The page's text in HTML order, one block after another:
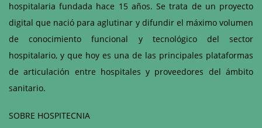
hospitalaria fundada hace 15 años. Se trata de un proyecto
digital que nació para aglutinar y difundir el máximo volumen
de conocimiento funcional y tecnológico del sector
hospitalario, y que hoy es una de las principales plataformas
de articulación entre hospitales y proveedores del ámbito
sanitario.
SOBRE HOSPITECNIA